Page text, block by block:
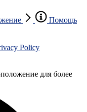
Помощь
Policy
для более